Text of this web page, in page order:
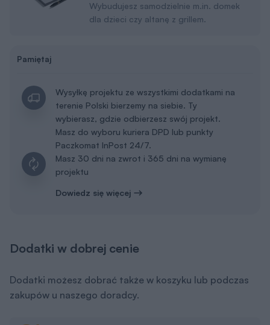
Wybudujesz samodzielnie m.in. domek
dla dzieci czy altanę z grillem.
Pamiętaj
Wysyłkę projektu ze wszystkimi dodatkami na
terenie Polski bierzemy na siebie. Ty
wybierasz, gdzie odbierzesz swój projekt.
Masz do wyboru kuriera DPD lub punkty
Paczkomat InPost 24/7.
Masz 30 dni na zwrot i 365 dni na wymianę
projektu
Dowiedz się więcej
Dodatki w dobrej cenie
Dodatki możesz dobrać także w koszyku lub podczas
zakupów u naszego doradcy.